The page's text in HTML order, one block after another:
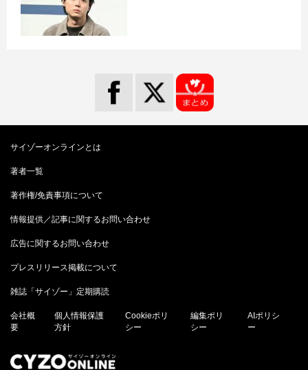
サイゾーオンラインとは
著者一覧
著作権/免責事項について
情報提供／記事に関するお問い合わせ
広告に関するお問い合わせ
プレスリリース掲載について
雑誌「サイゾー」定期購読
会社概
要
個人情報保護
方針
Cookieポリ
シー
編集ポリ
シー
AIポリシ
ー